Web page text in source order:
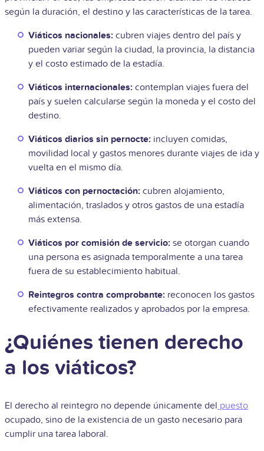
según la duración, el destino y las características de la tarea.
Viáticos nacionales: cubren viajes dentro del país y
pueden variar según la ciudad, la provincia, la distancia
y el costo estimado de la estadía.
Viáticos internacionales: contemplan viajes fuera del
país y suelen calcularse según la moneda y el costo del
destino.
Viáticos diarios sin pernocte: incluyen comidas,
movilidad local y gastos menores durante viajes de ida y
vuelta en el mismo día.
Viáticos con pernoctación: cubren alojamiento,
alimentación, traslados y otros gastos de una estadía
más extensa.
Viáticos por comisión de servicio: se otorgan cuando
una persona es asignada temporalmente a una tarea
fuera de su establecimiento habitual.
Reintegros contra comprobante: reconocen los gastos
efectivamente realizados y aprobados por la empresa.
¿Quiénes tienen derecho
a los viáticos?
El derecho al reintegro no depende únicamente del puesto
ocupado, sino de la existencia de un gasto necesario para
cumplir una tarea laboral.